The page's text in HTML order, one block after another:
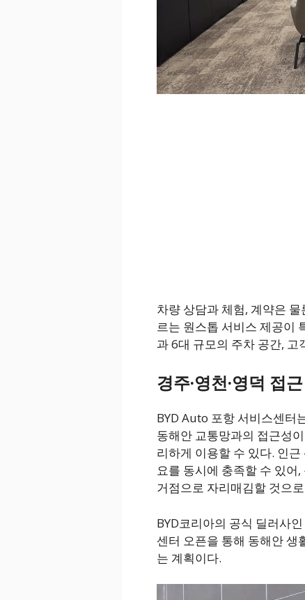
차량 상담과 체험, 계약은
르는 원스톱 서비스 제공이
과 6대 규모의 주차 공간, 고
경주·영천·영덕 접
BYD Auto 포항 서비스센터
동해안 교통망과의 접근성
리하게 이용할 수 있다. 인
요를 동시에 충족할 수 있어
거점으로 자리매김할 것으
BYD코리아의 공식 딜러사
센터 오픈을 통해 동해안 생
는 계획이다.